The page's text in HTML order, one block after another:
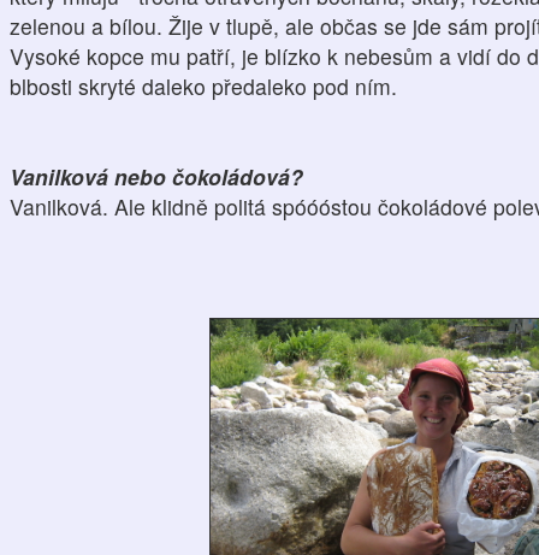
zelenou a bílou. Žije v tlupě, ale občas se jde sám
Vysoké kopce mu patří, je blízko k nebesům a vidí do
blbosti skryté daleko předaleko pod ním.
Vanilková nebo čokoládová?
Vanilková. Ale klidně politá spóóóstou čokoládové